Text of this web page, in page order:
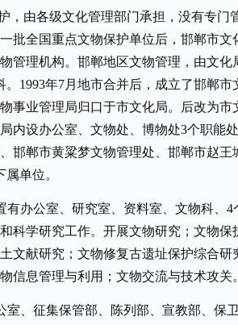
，由各级文化管理部门承担，没有专门
批全国重点文物保护单位后，邯郸市文
管理机构。邯郸地区文物管理，由文化
1993年7月地市合并后，成立了邯郸市
事业管理局归口于市文化局。后改为市
内设办公室、文物处、博物处3个职能
邯郸市黄粱梦文物管理处、邯郸市赵王
属单位。
有办公室、研究室、资料室、文物科、4
科学研究工作。开展文物研究；文物保
文献研究；文物修复古遗址保护综合研
信息管理与利用；文物交流与技术攻关。
室、征集保管部、陈列部、宣教部、保